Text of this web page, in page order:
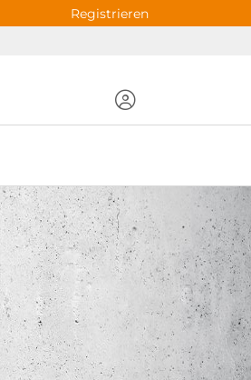
Registrieren